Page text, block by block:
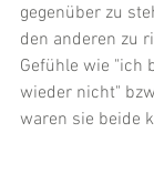
gegenüber zu
den anderen zu
Gefühle wie "ich
wieder nicht"
waren sie beide